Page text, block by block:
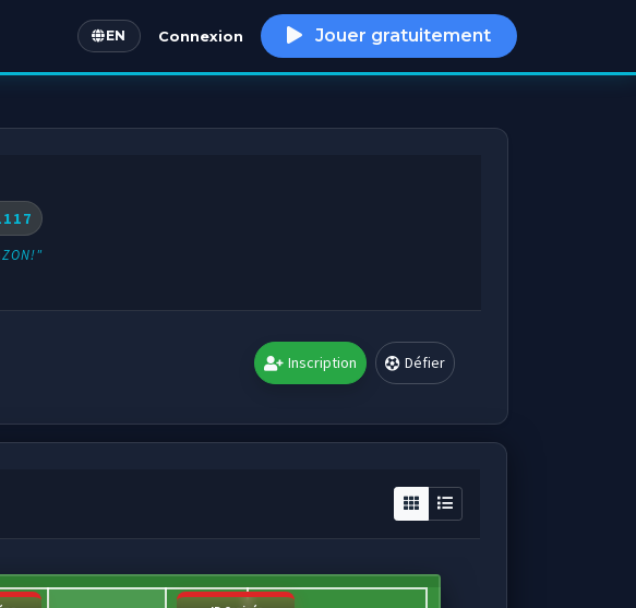
EN
English Connexion Jouer gratuitement
Inscription Défier